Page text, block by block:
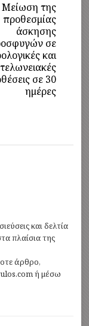
Μείωση της
προθεσμίας
άσκησης
σε
και
τελωνειακές
σε 30
ημέρες
και δελτία
πλαίσια της
άρθρο,
ή μέσω